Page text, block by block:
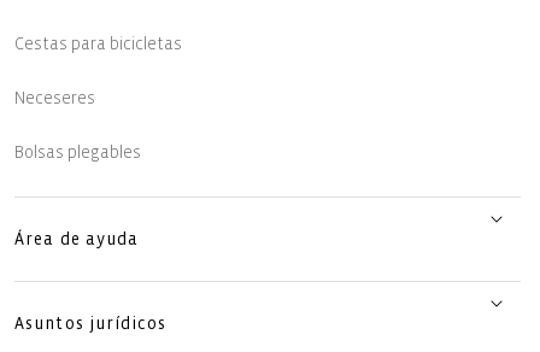
Cestas para bicicletas
Neceseres
Bolsas plegables
Área de ayuda
Asuntos jurídicos